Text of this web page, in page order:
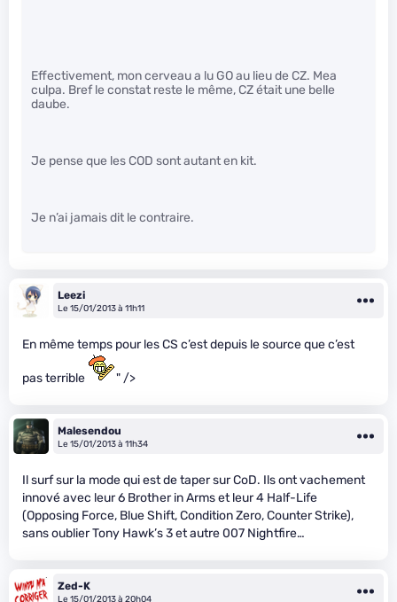
Effectivement, mon cerveau a lu GO au lieu de CZ. Mea
culpa. Bref le constat reste le même, CZ était une belle
daube.
Je pense que les COD sont autant en kit.
Je n’ai jamais dit le contraire.
Leezi
Le 15/01/2013 à 11h11
En même temps pour les CS c’est depuis le source que c’est
pas terrible " />
Malesendou
Le 15/01/2013 à 11h34
Il surf sur la mode qui est de taper sur CoD. Ils ont vachement
innové avec leur 6 Brother in Arms et leur 4 Half-Life
(Opposing Force, Blue Shift, Condition Zero, Counter Strike),
sans oublier Tony Hawk’s 3 et autre 007 Nightfire…
Zed-K
Le 15/01/2013 à 20h04